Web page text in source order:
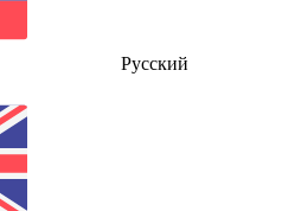
Русский